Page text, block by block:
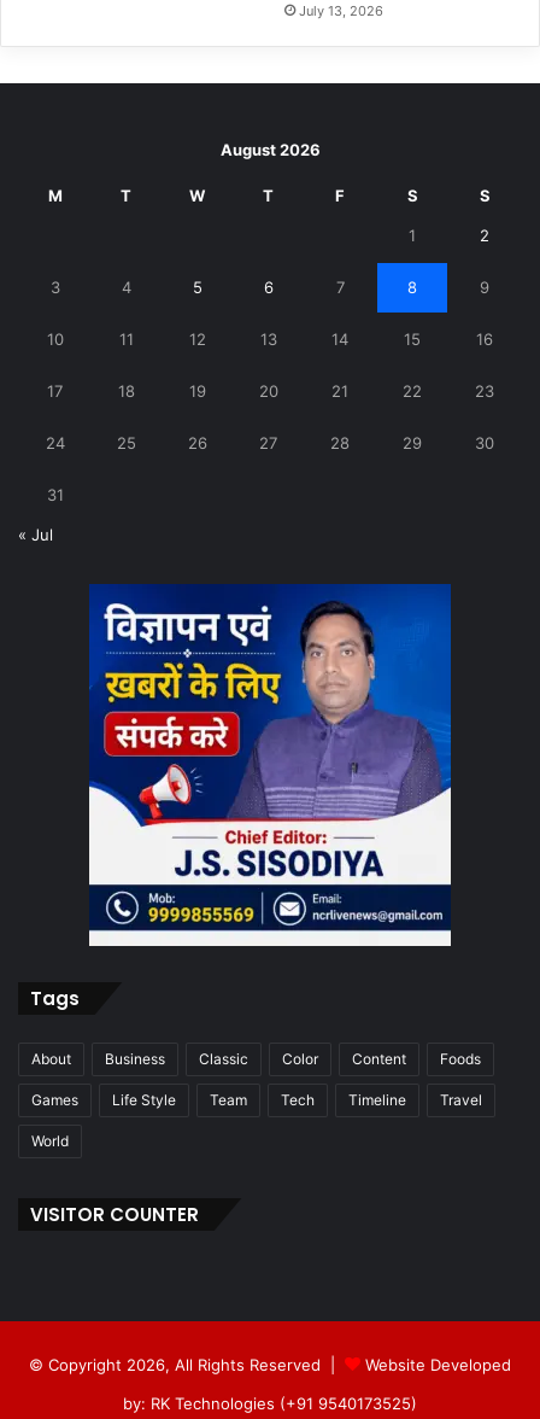
July 13, 2026
August 2026
M T W T F S S
1 2
3 4 5 6 7 8 9
10 11 12 13 14 15 16
17 18 19 20 21 22 23
24 25 26 27 28 29 30
31
« Jul
Tags
About Business Classic Color Content Foods
Games Life Style Team Tech Timeline Travel
World
VISITOR COUNTER
© Copyright 2026, All Rights Reserved |
Website Developed
by: RK Technologies (+91 9540173525)